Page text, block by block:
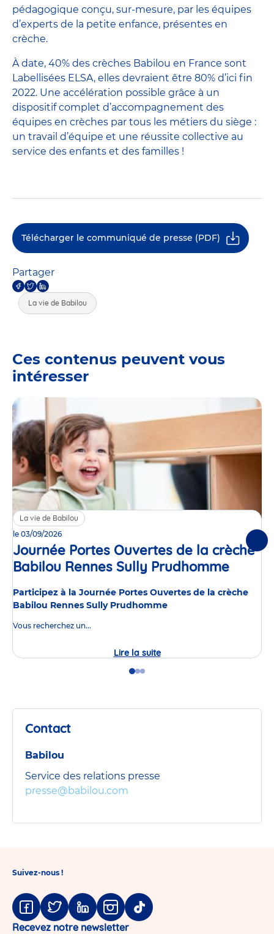
pédagogique conçu, sur-mesure, par les équipes
d’experts de la petite enfance, présentes en
crèche.
À date, 40% des crèches Babilou en France sont
Labellisées ELSA, elles devraient être 80% d’ici fin
2022. Une accélération possible grâce à un
dispositif complet d’accompagnement des
équipes en crèches par tous les métiers du siège :
un travail d’équipe et une réussite collective au
service des enfants et des familles !
Télécharger le communiqué de presse (PDF)
Partager
La vie de Babilou
Ces contenus peuvent vous
intéresser
La vie de Babilou
le 03/09/2026
Journée Portes Ouvertes de la crèche
Babilou Rennes Sully Prudhomme
Participez à la Journée Portes Ouvertes de la crèche
Babilou Rennes Sully Prudhomme
Vous recherchez un...
Lire la suiteJournée
Portes
Babilou
GoGoGo
Contact
Babilou
Service des relations presse
presse@babilou.com
Suivez-nous !
Facebook
TwitterLinkedinInstagram
Tiktok
Recevez notre newsletter